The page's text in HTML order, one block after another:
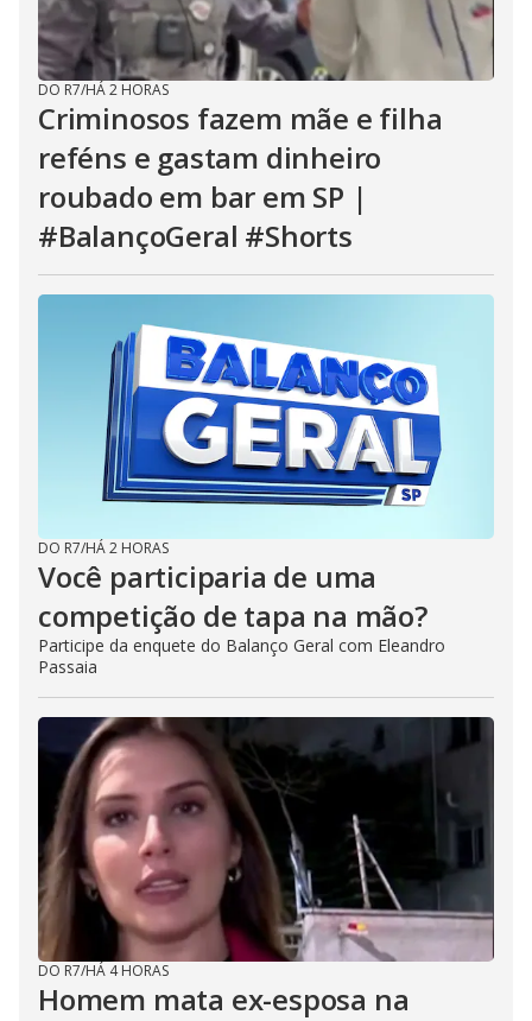
DO R7/HÁ 2 HORAS
Criminosos fazem mãe e filha
reféns e gastam dinheiro
roubado em bar em SP |
#BalançoGeral #Shorts
DO R7/HÁ 2 HORAS
Você participaria de uma
competição de tapa na mão?
Participe da enquete do Balanço Geral com Eleandro
Passaia
DO R7/HÁ 4 HORAS
Homem mata ex-esposa na